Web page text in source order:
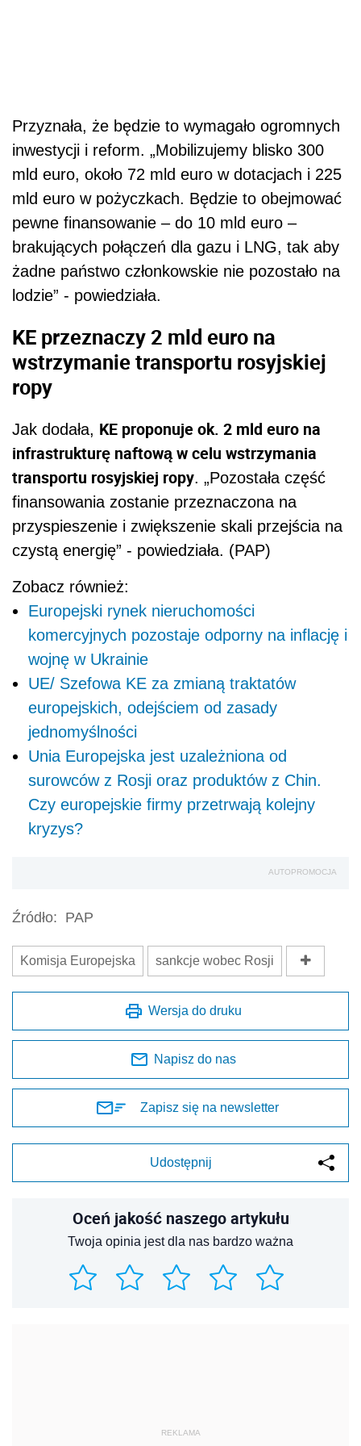
Przyznała, że będzie to wymagało ogromnych
inwestycji i reform. „Mobilizujemy blisko 300
mld euro, około 72 mld euro w dotacjach i 225
mld euro w pożyczkach. Będzie to obejmować
pewne finansowanie – do 10 mld euro –
brakujących połączeń dla gazu i LNG, tak aby
żadne państwo członkowskie nie pozostało na
lodzie” - powiedziała.
KE przeznaczy 2 mld euro na
wstrzymanie transportu rosyjskiej
ropy
Jak dodała, KE proponuje ok. 2 mld euro na
infrastrukturę naftową w celu wstrzymania
transportu rosyjskiej ropy. „Pozostała część
finansowania zostanie przeznaczona na
przyspieszenie i zwiększenie skali przejścia na
czystą energię” - powiedziała. (PAP)
Zobacz również:
Europejski rynek nieruchomości
komercyjnych pozostaje odporny na inflację i
wojnę w Ukrainie
UE/ Szefowa KE za zmianą traktatów
europejskich, odejściem od zasady
jednomyślności
Unia Europejska jest uzależniona od
surowców z Rosji oraz produktów z Chin.
Czy europejskie firmy przetrwają kolejny
kryzys?
AUTOPROMOCJA
Źródło: PAP
Komisja Europejska sankcje wobec Rosji
Wersja do druku
Napisz do nas
Zapisz się na newsletter
Udostępnij
Oceń jakość naszego artykułu
Twoja opinia jest dla nas bardzo ważna
REKLAMA